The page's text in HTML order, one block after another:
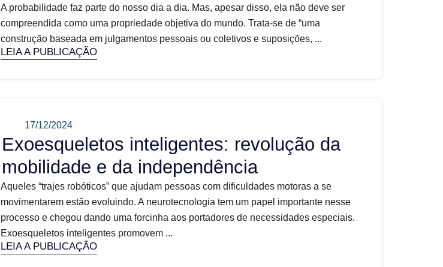
A probabilidade faz parte do nosso dia a dia. Mas, apesar disso, ela não deve ser
compreendida como uma propriedade objetiva do mundo. Trata-se de “uma
construção baseada em julgamentos pessoais ou coletivos e suposições, ...
LEIA A PUBLICAÇÃO
17/12/2024
Exoesqueletos inteligentes: revolução da
mobilidade e da independência
Aqueles “trajes robóticos” que ajudam pessoas com dificuldades motoras a se
movimentarem estão evoluindo. A neurotecnologia tem um papel importante nesse
processo e chegou dando uma forcinha aos portadores de necessidades especiais.
Exoesqueletos inteligentes promovem ...
LEIA A PUBLICAÇÃO